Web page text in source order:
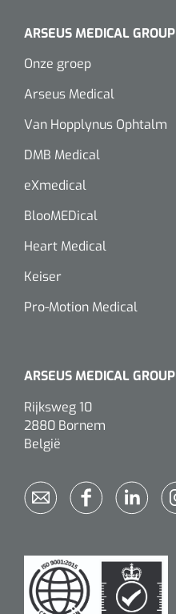
ARSEUS MEDICAL GROUP
Onze groep
Arseus Medical
Van Hopplynus Ophtalm
DMB Medical
eXmedical
BlooMEDical
Heart Medical
Keiser
Pro-Motion Medical
ARSEUS MEDICAL GROUP
Rijksweg 10
2880 Bornem
België